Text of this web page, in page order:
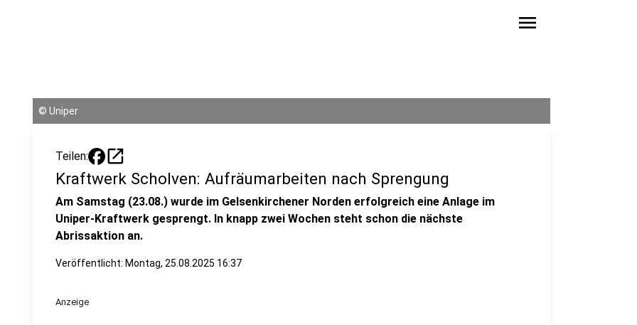
menu
© Uniper
Teilen: open_in_new
Kraftwerk Scholven: Aufräumarbeiten nach Sprengung
Am Samstag (23.08.) wurde im Gelsenkirchener Norden erfolgreich eine Anlage im
Uniper-Kraftwerk gesprengt. In knapp zwei Wochen steht schon die nächste
Abrissaktion an.
Veröffentlicht: Montag, 25.08.2025 16:37
Anzeige